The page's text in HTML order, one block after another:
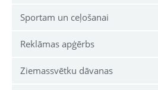
Sportam un ceļošanai
Reklāmas apģērbs
Ziemassvētku dāvanas